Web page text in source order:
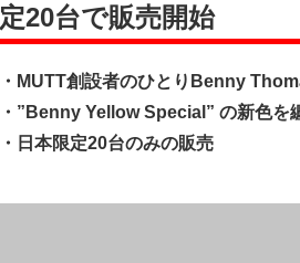
定20台で販売開始
・MUTT創設者のひとりBenny
・”Benny Yellow Special” の新色を
・日本限定20台のみの販売